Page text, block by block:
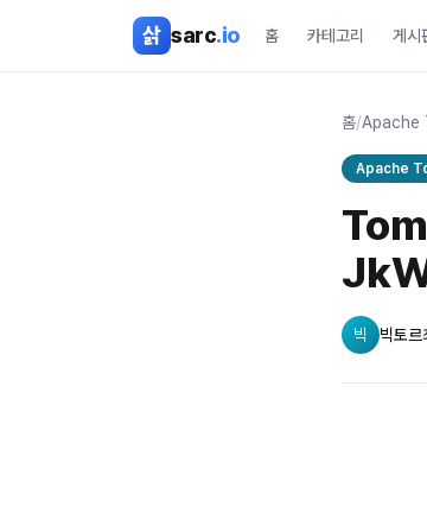
삵 sarc.io 홈 카테고리 게시
홈/Apache
Apache
빅 빅토르